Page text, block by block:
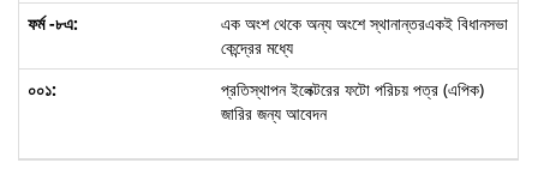
এক অংশ থেকে অন্য অংশে স্থানান্তরএকই বিধানসভা
কেন্দ্রের মধ্যে
প্রতিস্থাপন ইলেক্টরের ফটো পরিচয় পত্র (এপিক)
জারির জন্য আবেদন